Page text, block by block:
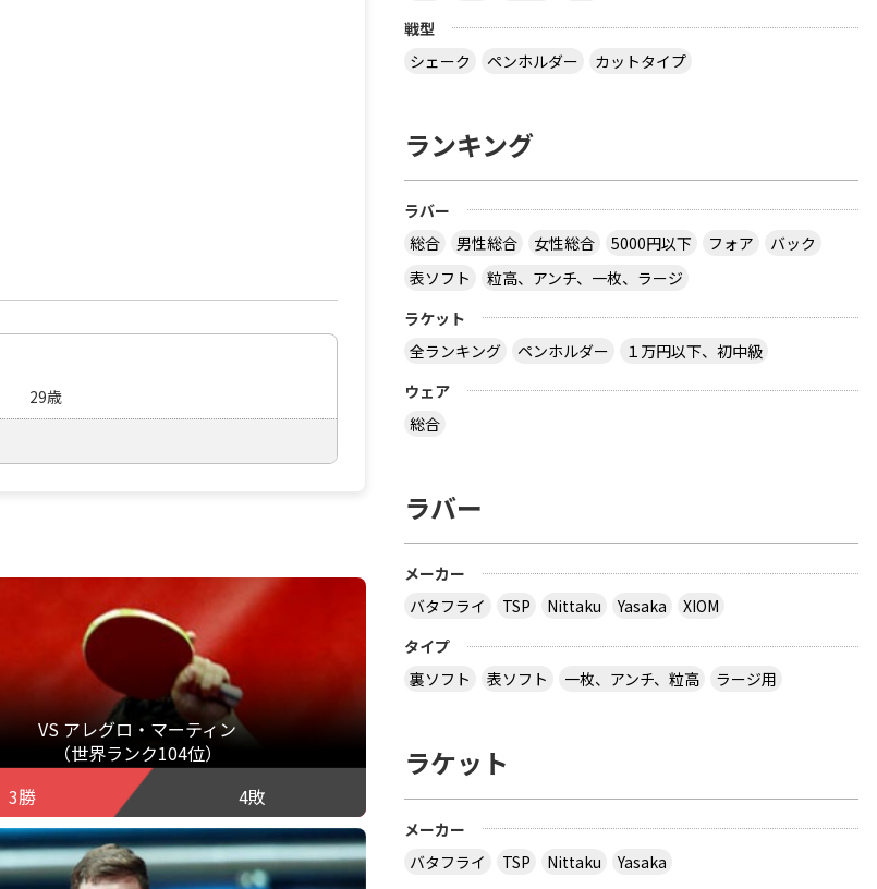
29歳
VS アレグロ・マーティン
（世界ランク104位）
3勝
4敗
戦型
シェーク
ペンホルダー カットタイプ
ランキング
ラバー
総合
男性総合 女性総合 5000円以下 フォア
バック
表ソフト
粒高、アンチ、一枚、ラージ
ラケット
全ランキング
ペンホルダー
１万円以下、初中級
ウェア
総合
ラバー
メーカー
バタフライ
TSP Nittaku Yasaka
XIOM
タイプ
裏ソフト
表ソフト 一枚、アンチ、粒高 ラージ用
ラケット
メーカー
バタフライ
TSP Nittaku
Yasaka